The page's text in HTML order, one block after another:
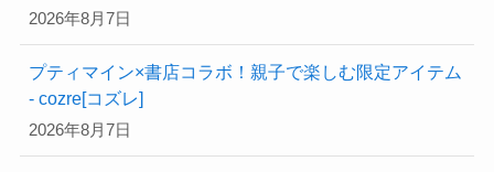
2026年8月7日
プティマイン×書店コラボ！親子で楽しむ限定アイテム
- cozre[コズレ]
2026年8月7日